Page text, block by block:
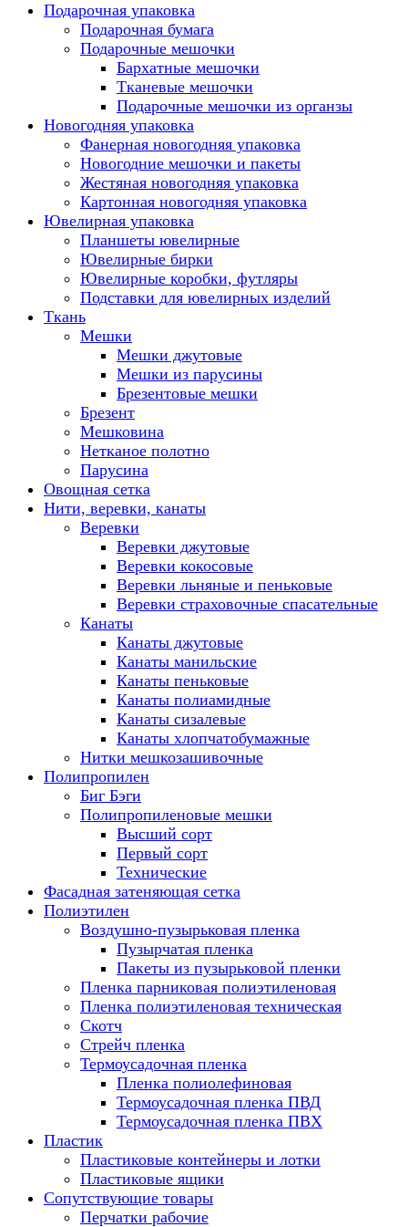
Подарочная упаковка
Подарочная бумага
Подарочные мешочки
Бархатные мешочки
Тканевые мешочки
Подарочные мешочки из органзы
Новогодняя упаковка
Фанерная новогодняя упаковка
Новогодние мешочки и пакеты
Жестяная новогодняя упаковка
Картонная новогодняя упаковка
Ювелирная упаковка
Планшеты ювелирные
Ювелирные бирки
Ювелирные коробки, футляры
Подставки для ювелирных изделий
Ткань
Мешки
Мешки джутовые
Мешки из парусины
Брезентовые мешки
Брезент
Мешковина
Нетканое полотно
Парусина
Овощная сетка
Нити, веревки, канаты
Веревки
Веревки джутовые
Веревки кокосовые
Веревки льняные и пеньковые
Веревки страховочные спасательные
Канаты
Канаты джутовые
Канаты манильские
Канаты пеньковые
Канаты полиамидные
Канаты сизалевые
Канаты хлопчатобумажные
Нитки мешкозашивочные
Полипропилен
Биг Бэги
Полипропиленовые мешки
Высший сорт
Первый сорт
Технические
Фасадная затеняющая сетка
Полиэтилен
Воздушно-пузырьковая пленка
Пузырчатая пленка
Пакеты из пузырьковой пленки
Пленка парниковая полиэтиленовая
Пленка полиэтиленовая техническая
Скотч
Стрейч пленка
Термоусадочная пленка
Пленка полиолефиновая
Термоусадочная пленка ПВД
Термоусадочная пленка ПВХ
Пластик
Пластиковые контейнеры и лотки
Пластиковые ящики
Сопутствующие товары
Перчатки рабочие